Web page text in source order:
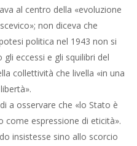
al centro della «evoluzione
non diceva che
politica nel 1943 non si
eccessi e gli squilibri del
collettività che livella «in una
a osservare che «lo Stato è
come espressione di eticità».
insistesse sino allo scorcio